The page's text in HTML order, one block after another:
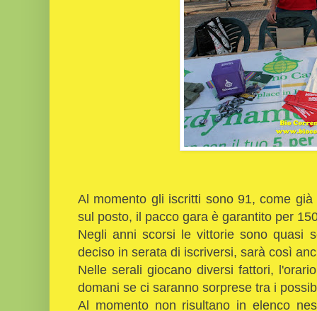
Al momento gli iscritti sono 91, come
sul posto, il pacco gara è garantito per
Negli anni scorsi le vittorie sono quasi
deciso in serata di iscriversi, sarà così
Nelle serali giocano diversi fattori,
domani se ci saranno sorprese tra i
Al momento non risultano in elenco